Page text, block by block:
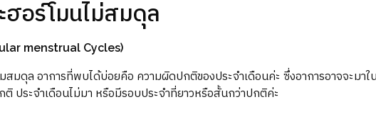
ฮอร์โมนไม่สมดุล
menstrual Cycles)
มดุล อาการที่พบได้บ่อยคือ ความผิดปกติของประจำเดือนค่ะ ซึ่งอาการอาจจะมาใ
ติ ประจำเดือนไม่มา หรือมีรอบประจำที่ยาวหรือสั้นกว่าปกติค่ะ